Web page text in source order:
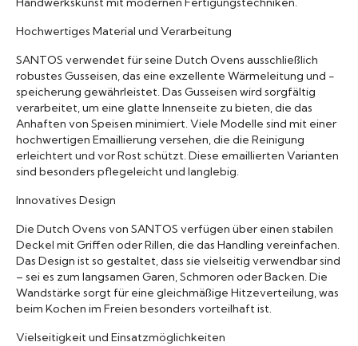
Hochwertiges Material und Verarbeitung
SANTOS verwendet für seine Dutch Ovens ausschließlich
robustes Gusseisen, das eine exzellente Wärmeleitung und -
speicherung gewährleistet. Das Gusseisen wird sorgfältig
verarbeitet, um eine glatte Innenseite zu bieten, die das
Anhaften von Speisen minimiert. Viele Modelle sind mit einer
hochwertigen Emaillierung versehen, die die Reinigung
erleichtert und vor Rost schützt. Diese emaillierten Varianten
sind besonders pflegeleicht und langlebig.
Innovatives Design
Die Dutch Ovens von SANTOS verfügen über einen stabilen
Deckel mit Griffen oder Rillen, die das Handling vereinfachen.
Das Design ist so gestaltet, dass sie vielseitig verwendbar sind
– sei es zum langsamen Garen, Schmoren oder Backen. Die
Wandstärke sorgt für eine gleichmäßige Hitzeverteilung, was
beim Kochen im Freien besonders vorteilhaft ist.
Vielseitigkeit und Einsatzmöglichkeiten